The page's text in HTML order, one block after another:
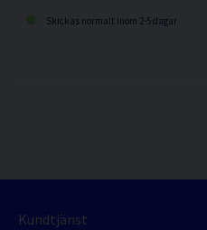
Skickas normalt inom 2-5 dagar
Kundtjänst